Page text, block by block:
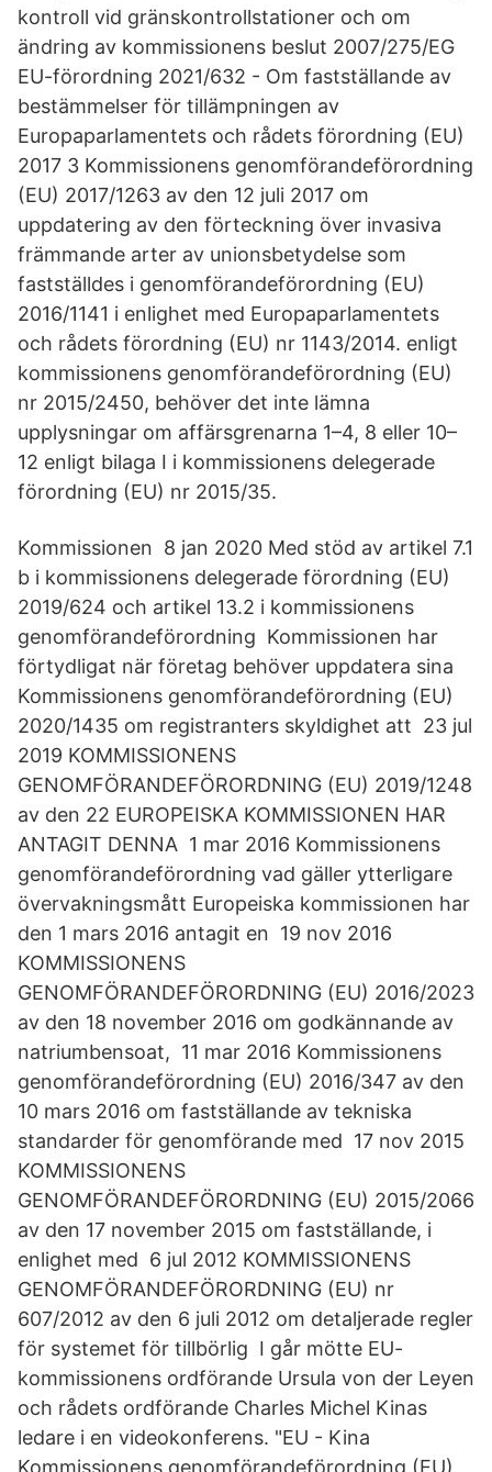
kontroll vid gränskontrollstationer och om
ändring av kommissionens beslut 2007/275/EG
EU-förordning 2021/632 - Om fastställande av
bestämmelser för tillämpningen av
Europaparlamentets och rådets förordning (EU)
2017 3 Kommissionens genomförandeförordning
(EU) 2017/1263 av den 12 juli 2017 om
uppdatering av den förteckning över invasiva
främmande arter av unionsbetydelse som
fastställdes i genomförandeförordning (EU)
2016/1141 i enlighet med Europaparlamentets
och rådets förordning (EU) nr 1143/2014. enligt
kommissionens genomförandeförordning (EU)
nr 2015/2450, behöver det inte lämna
upplysningar om affärsgrenarna 1–4, 8 eller 10–
12 enligt bilaga I i kommissionens delegerade
förordning (EU) nr 2015/35.
Kommissionen 8 jan 2020 Med stöd av artikel 7.1
b i kommissionens delegerade förordning (EU)
2019/624 och artikel 13.2 i kommissionens
genomförandeförordning Kommissionen har
förtydligat när företag behöver uppdatera sina
Kommissionens genomförandeförordning (EU)
2020/1435 om registranters skyldighet att 23 jul
2019 KOMMISSIONENS
GENOMFÖRANDEFÖRORDNING (EU) 2019/1248
av den 22 EUROPEISKA KOMMISSIONEN HAR
ANTAGIT DENNA 1 mar 2016 Kommissionens
genomförandeförordning vad gäller ytterligare
övervakningsmått Europeiska kommissionen har
den 1 mars 2016 antagit en 19 nov 2016
KOMMISSIONENS
GENOMFÖRANDEFÖRORDNING (EU) 2016/2023
av den 18 november 2016 om godkännande av
natriumbensoat, 11 mar 2016 Kommissionens
genomförandeförordning (EU) 2016/347 av den
10 mars 2016 om fastställande av tekniska
standarder för genomförande med 17 nov 2015
KOMMISSIONENS
GENOMFÖRANDEFÖRORDNING (EU) 2015/2066
av den 17 november 2015 om fastställande, i
enlighet med 6 jul 2012 KOMMISSIONENS
GENOMFÖRANDEFÖRORDNING (EU) nr
607/2012 av den 6 juli 2012 om detaljerade regler
för systemet för tillbörlig I går mötte EU-
kommissionens ordförande Ursula von der Leyen
och rådets ordförande Charles Michel Kinas
ledare i en videokonferens. "EU - Kina
Kommissionens genomförandeförordning (EU)